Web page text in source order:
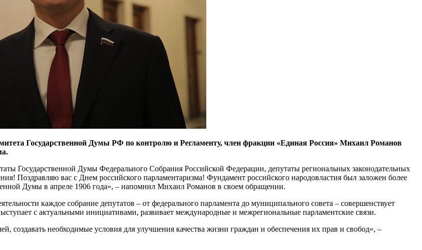
Государственной Думы РФ по контролю и Регламенту, член фракции «Единая Россия» Михаил Романов
Государственной Думы Федерального Собрания Российской Федерации, депутаты региональных законодательных
Поздравляю вас с Днем российского парламентаризма! Фундамент российского народовластия был заложен более
Думы в апреле 1906 года», – напомнил Михаил Романов в своем обращении.
каждое собрание депутатов – от федерального парламента до муниципального совета – совершенствует
с актуальными инициативами, развивает международные и межрегиональные парламентские связи.
создавать необходимые условия для улучшения качества жизни граждан и обеспечения их прав и свобод», –